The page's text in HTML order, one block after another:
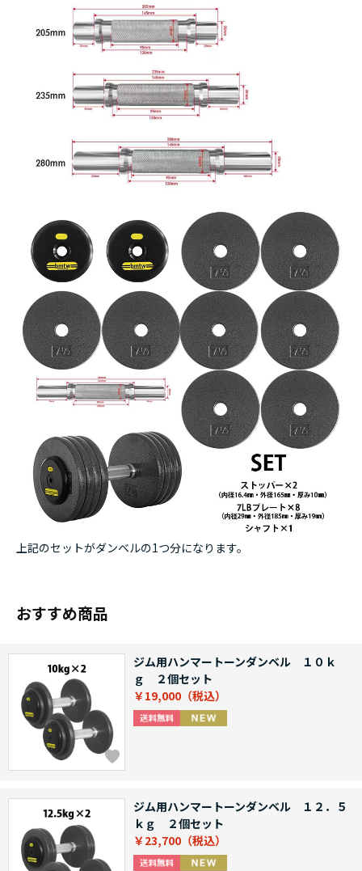
上記のセットがダンベルの1つ分になります。
おすすめ商品
ジム用ハンマートーンダンベル １０ｋ
ｇ ２個セット
￥19,000
ジム用ハンマートーンダンベル １２．５
ｋｇ ２個セット
￥23,700